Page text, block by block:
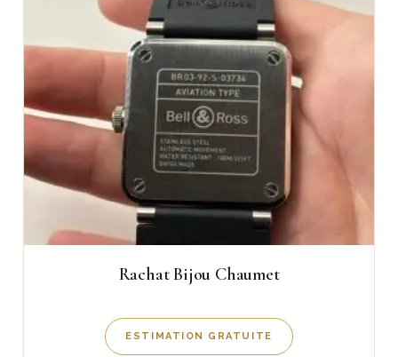
Rachat Bijou Chaumet
ESTIMATION GRATUITE